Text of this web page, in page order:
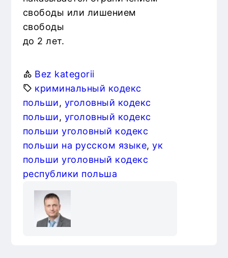
свободы или лишением
свободы
до 2 лет.
Bez kategorii
криминальный кодекс
польши, уголовный кодекс
польши, уголовный кодекс
польши уголовный кодекс
польши на русском языке, ук
польши уголовный кодекс
республики польша